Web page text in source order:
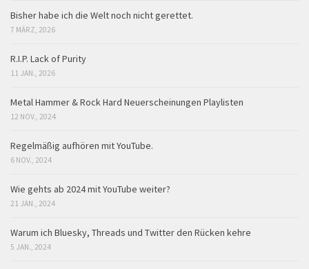
Bisher habe ich die Welt noch nicht gerettet.
7 MÄRZ, 2026
R.I.P. Lack of Purity
11 JAN., 2026
Metal Hammer & Rock Hard Neuerscheinungen Playlisten
12 NOV., 2024
Regelmäßig aufhören mit YouTube.
6 NOV., 2024
Wie gehts ab 2024 mit YouTube weiter?
21 JAN., 2024
Warum ich Bluesky, Threads und Twitter den Rücken kehre
5 JAN., 2024